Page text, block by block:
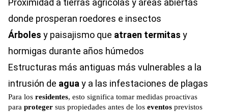
Proximidad a tierras agrícolas y áreas abiertas
donde prosperan roedores e insectos
Árboles y paisajismo que atraen termitas y
hormigas durante años húmedos
Estructuras más antiguas más vulnerables a la
intrusión de aguay a las infestaciones de plagas
Para los residentes, esto significa tomar medidas proactivas
para proteger sus propiedades antes de los eventos previstos